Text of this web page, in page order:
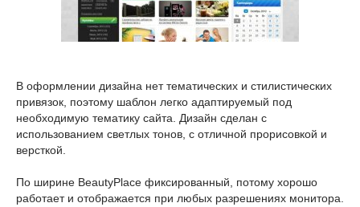
В оформлении дизайна нет тематических и стилистических
привязок, поэтому шаблон легко адаптируемый под
необходимую тематику сайта. Дизайн сделан с
использованием светлых тонов, с отличной прорисовкой и
версткой.
По ширине BeautyPlace фиксированный, потому хорошо
работает и отображается при любых разрешениях монитора.